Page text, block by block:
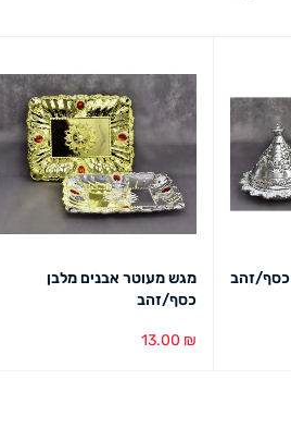
זהב
מגש מעוטר אבנים מלבן
כסף/זהב
13.00 ₪